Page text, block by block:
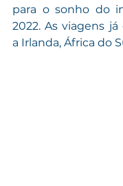
para o sonho do
2022. As viagens
a Irlanda, África do